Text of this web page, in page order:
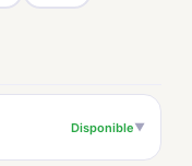
Disponible▼